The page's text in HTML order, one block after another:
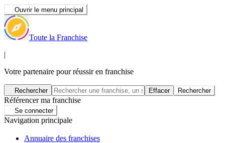
Ouvrir le menu principal
Toute la Franchise
|
Votre partenaire pour réussir en franchise
Rechercher Effacer Rechercher
Référencer ma franchise
Se connecter
Navigation principale
Annuaire des franchises